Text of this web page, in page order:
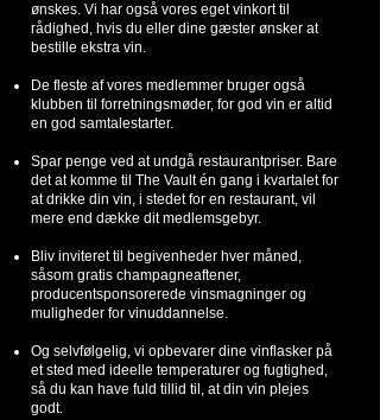
ønskes. Vi har også vores eget vinkort til
rådighed, hvis du eller dine gæster ønsker at
bestille ekstra vin.
De fleste af vores medlemmer bruger også
klubben til forretningsmøder, for god vin er altid
en god samtalestarter.
Spar penge ved at undgå restaurantpriser. Bare
det at komme til The Vault én gang i kvartalet for
at drikke din vin, i stedet for en restaurant, vil
mere end dække dit medlemsgebyr.
Bliv inviteret til begivenheder hver måned,
såsom gratis champagneaftener,
producentsponsorerede vinsmagninger og
muligheder for vinuddannelse.
Og selvfølgelig, vi opbevarer dine vinflasker på
et sted med ideelle temperaturer og fugtighed,
så du kan have fuld tillid til, at din vin plejes
godt.